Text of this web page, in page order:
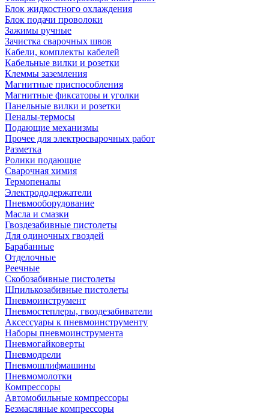
Блок жидкостного охлаждения
Блок подачи проволоки
Зажимы ручные
Зачистка сварочных швов
Кабели, комплекты кабелей
Кабельные вилки и розетки
Клеммы заземления
Магнитные приспособления
Магнитные фиксаторы и уголки
Панельные вилки и розетки
Пеналы-термосы
Подающие механизмы
Прочее для электросварочных работ
Разметка
Ролики подающие
Сварочная химия
Термопеналы
Электрододержатели
Пневмооборудование
Масла и смазки
Гвоздезабивные пистолеты
Для одиночных гвоздей
Барабанные
Отделочные
Реечные
Скобозабивные пистолеты
Шпилькозабивные пистолеты
Пневмоинструмент
Пневмостеплеры, гвоздезабиватели
Аксессуары к пневмоинструменту
Наборы пневмоинструмента
Пневмогайковерты
Пневмодрели
Пневмошлифмашины
Пневмомолотки
Компрессоры
Автомобильные компрессоры
Безмасляные компрессоры